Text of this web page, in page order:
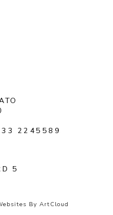
2245589
5
By ArtCloud